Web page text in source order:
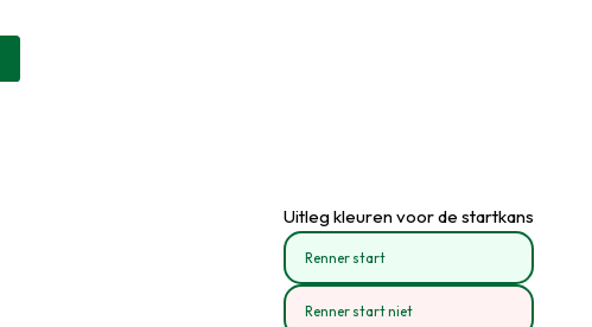
Uitleg kleuren voor de startkans
Renner start
Renner start niet